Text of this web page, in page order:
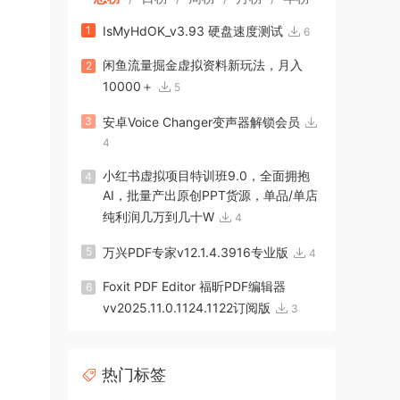
1 IsMyHdOK_v3.93 硬盘速度测试 6
2
闲鱼流量掘金虚拟资料新玩法，月入
10000＋
5
3 安卓Voice Changer变声器解锁会员
4
4
小红书虚拟项目特训班9.0，全面拥抱
AI，批量产出原创PPT货源，单品/单店
纯利润几万到几十W
4
5 万兴PDF专家v12.1.4.3916专业版 4
6
Foxit PDF Editor 福昕PDF编辑器
vv2025.11.0.1124.1122订阅版
3
热门标签